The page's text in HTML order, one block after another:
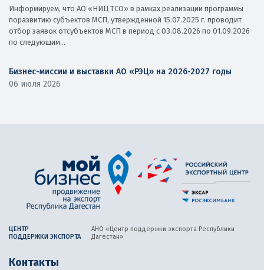
Информируем, что АО «НИЦ ТСО» в рамках реализации программы
поразвитию субъектов МСП, утвержденной 15.07.2025 г. проводит
отбор заявок отсубъектов МСП в период с 03.08.2026 по 01.09.2026
по следующим...
Бизнес-миссии и выставки АО «РЭЦ» на 2026-2027 годы
06 июля 2026
ЦЕНТР
ПОДДЕРЖКИ ЭКСПОРТА
АНО «Центр поддержки экспорта Республики
Дагестан»
Контакты